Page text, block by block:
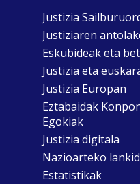
Justizia
Justiziaren
Eskubideak eta
Justizia eta
Justizia Europan
Eztabaidak
Egokiak
Justizia digitala
Nazioarteko
Estatistikak